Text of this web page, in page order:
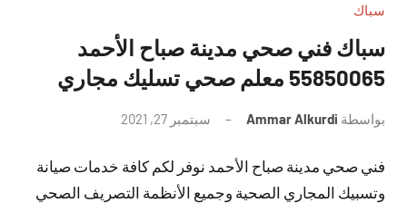
سباك
سباك فني صحي مدينة صباح الأحمد
55850065 معلم صحي تسليك مجاري
بواسطة Ammar Alkurdi سبتمبر 27, 2021
تعليقات
فني صحي مدينة صباح الأحمد نوفر لكم كافة خدمات صيانة
وتسبيك المجاري الصحية وجميع الأنظمة التصريف الصحي